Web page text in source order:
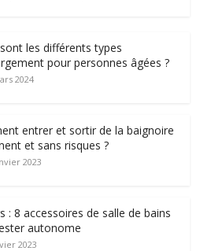
les différents types
pour personnes âgées ?
2024
entrer et sortir de la baignoire
et sans risques ?
2023
: 8 accessoires de salle de bains
autonome
2023